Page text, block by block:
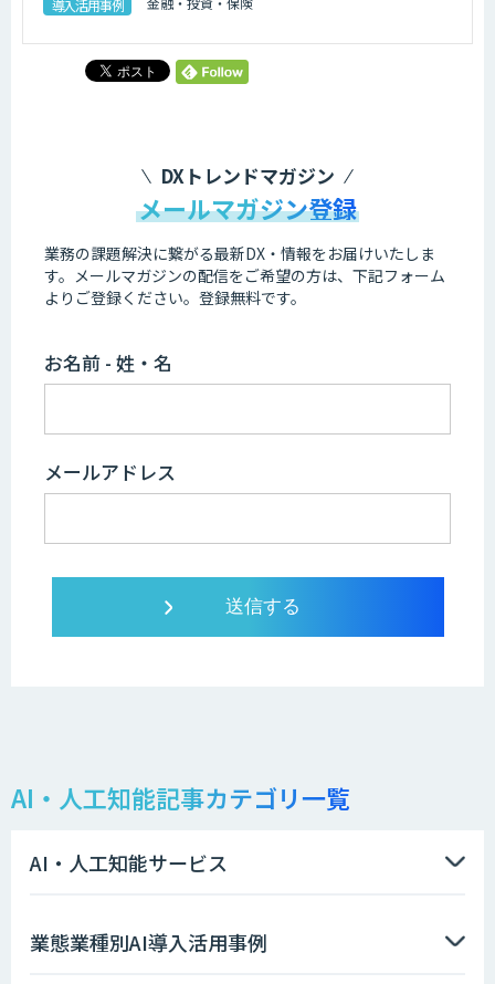
導入活用事例
DXトレンドマガジン
メールマガジン登録
業務の課題解決に繋がる最新DX・情報をお届けいたしま
す。 メールマガジンの配信をご希望の方は、下記フォーム
よりご登録ください。登録無料です。
お名前 - 姓・名
メールアドレス
AI・人工知能記事カテゴリ一覧
AI・人工知能サービス
業態業種別AI導入活用事例